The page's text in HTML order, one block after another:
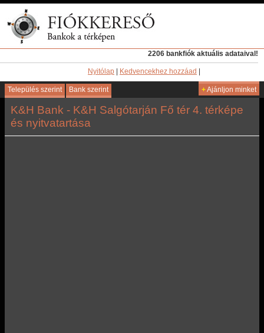
2206 bankfiók aktuális adataival!
Nyitólap Kedvencekhez hozzáad
Település szerint Bank szerint +Ajánljon minket
K&H Bank - K&H Salgótarján Fő tér 4. térképe
és nyitvatartása